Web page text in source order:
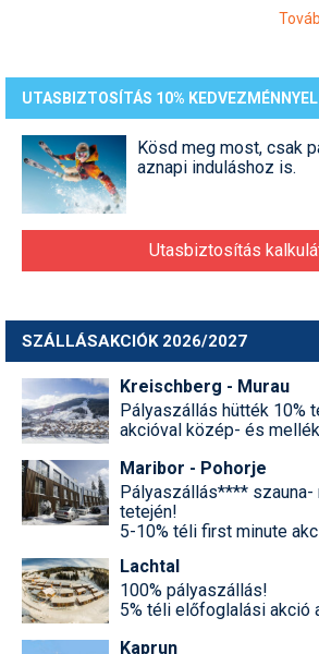
UTASBIZTOSÍTÁS 10% KEDVEZMÉNNYEL
Kösd meg most, csak
aznapi induláshoz is.
Utasbiztosítás
SZÁLLÁSAKCIÓK 2026/2027
Kreischberg - Murau
Pályaszállás hütték 10%
akcióval közép- és
Maribor - Pohorje
Pályaszállás****
tetején!
5-10% téli first minute
Lachtal
100% pályaszállás!
5% téli előfoglalási akció
Kaprun